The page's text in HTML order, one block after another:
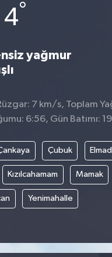
4°
yağmur
7 km/s, Toplam
6:56, Gün Batımı:
Çubuk
Kızılcahamam Mamak
Yenimahalle